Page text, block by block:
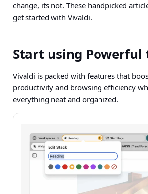
change, its not. These handpicked
get started with Vivaldi.
Start using Powerful
Vivaldi is packed with features that
productivity and browsing efficiency
everything neat and organized.